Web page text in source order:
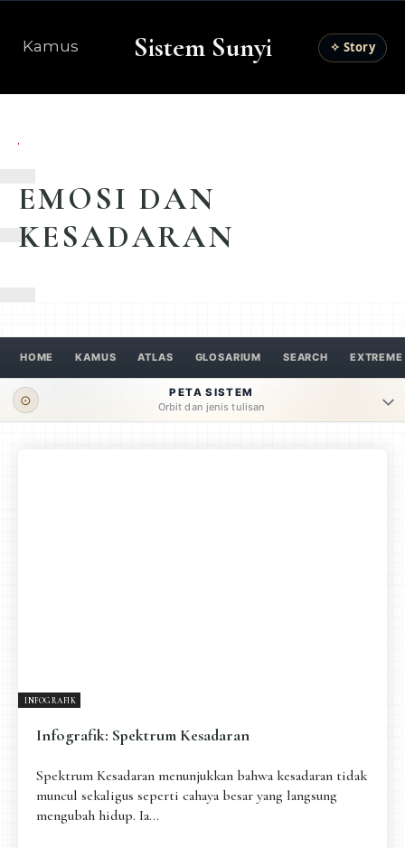
Kamus Sistem Sunyi ✧ Story
EMOSI DAN
KESADARAN
HOME KAMUS ATLAS GLOSARIUM SEARCH EXTREME
⊙
PETA SISTEM
Orbit dan jenis tulisan
EXTREME DISTORTION
INFOGRAFIK
Infografik: Spektrum Kesadaran
Spektrum Kesadaran menunjukkan bahwa kesadaran tidak
muncul sekaligus seperti cahaya besar yang langsung
mengubah hidup. Ia...